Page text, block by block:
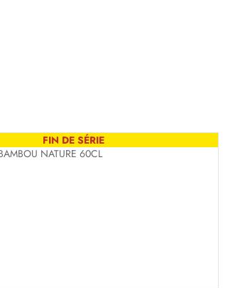
FIN DE SÉRIE